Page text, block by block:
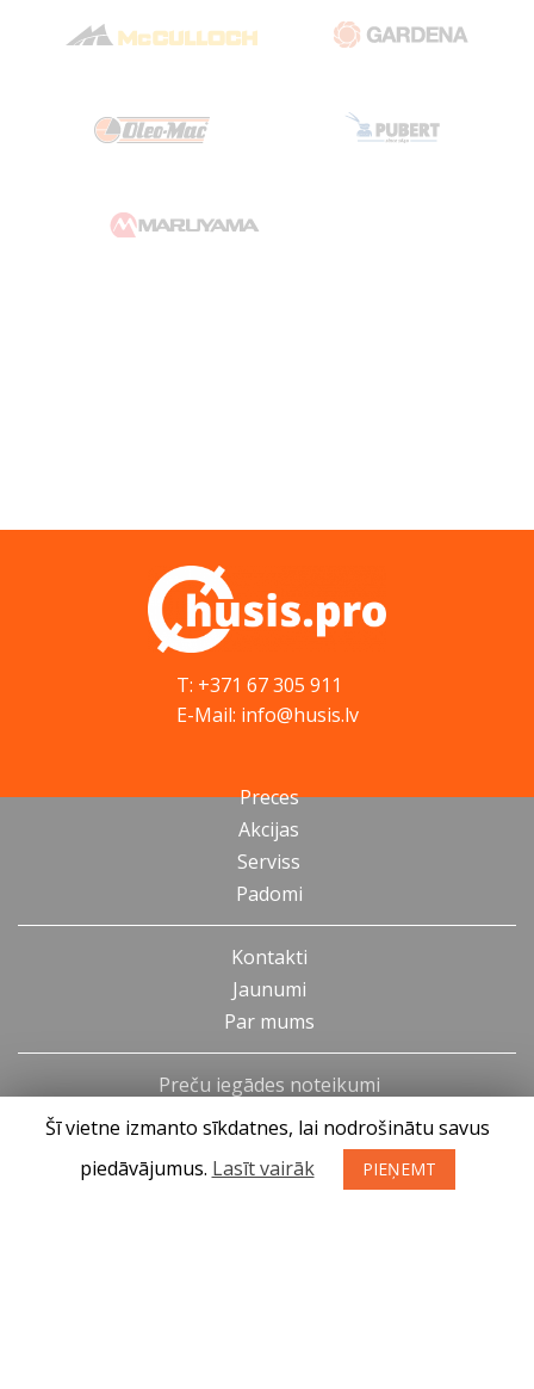
T: +371 67 305 911
E-Mail: info@husis.lv
Preces
Akcijas
Serviss
Padomi
Kontakti
Jaunumi
Par mums
Preču iegādes noteikumi
Privātuma politika
Atteikuma tiesības
Šī vietne izmanto sīkdatnes, lai nodrošinātu savus
piedāvājumus. Lasīt vairāk PIEŅEMT